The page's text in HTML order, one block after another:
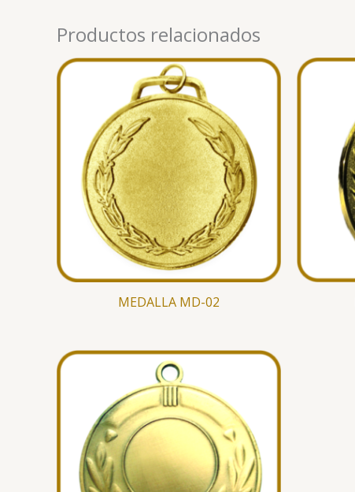
Productos relacionados
MEDALLA MD-02